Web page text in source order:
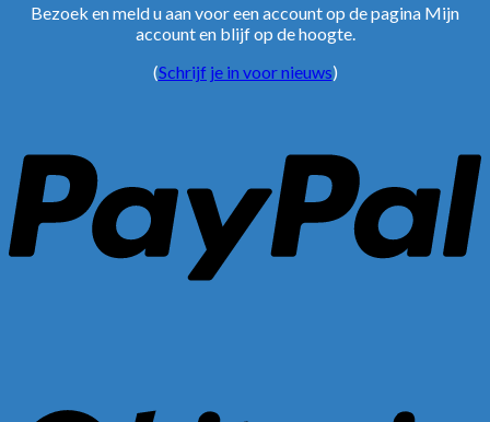
Bezoek en meld u aan voor een account op de pagina Mijn
account en blijf op de hoogte.
(Schrijf je in voor nieuws)